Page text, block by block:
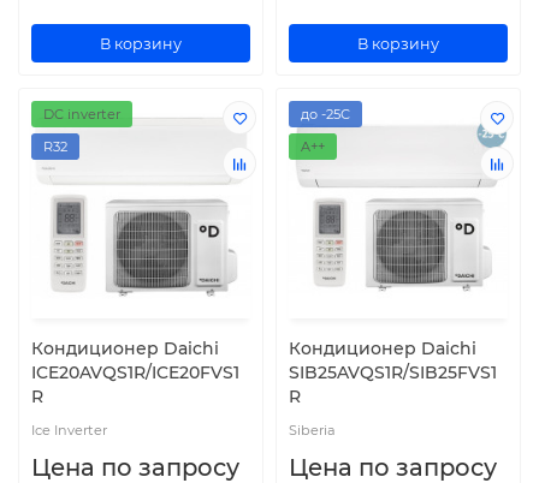
В корзину В корзину
DC inverter
R32
Кондиционер Daichi
ICE20AVQS1R/ICE20FVS1
R
Ice Inverter
Цена по запросу
до -25С
A++
Кондиционер Daichi
SIB25AVQS1R/SIB25FVS1
R
Siberia
Цена по запросу